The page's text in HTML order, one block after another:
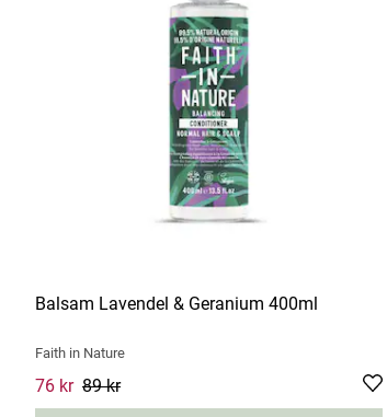
Balsam Lavendel & Geranium 400ml
Faith in Nature
Current price
76 kr 89 kr